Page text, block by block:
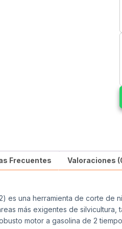
Frecuentes Valoraciones
es una herramienta de corte de
más exigentes de silvicultura,
motor a gasolina de 2